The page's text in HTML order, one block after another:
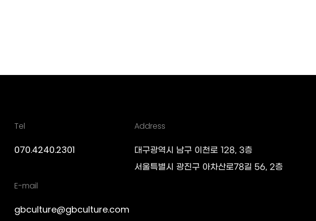
Tel
070.4240.2301
E-mail
gbculture@gbculture.com
Address
대구광역시 남구 이천로 128, 3층
서울특별시 광진구 아차산로78길 56, 2층